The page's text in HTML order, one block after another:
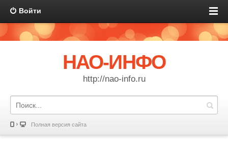
Войти
НАО-ИНФО
http://nao-info.ru
Полная версия сайта